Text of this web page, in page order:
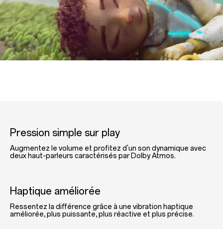
Pression simple sur play
Augmentez le volume et profitez d'un son dynamique avec
deux haut-parleurs caractérisés par Dolby Atmos.
Haptique améliorée
Ressentez la différence grâce à une vibration haptique
améliorée, plus puissante, plus réactive et plus précise.